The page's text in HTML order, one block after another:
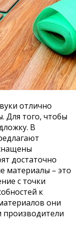
отлично
Для того, чтобы
В
достаточно
материалы – это
с точки
к
они
производители